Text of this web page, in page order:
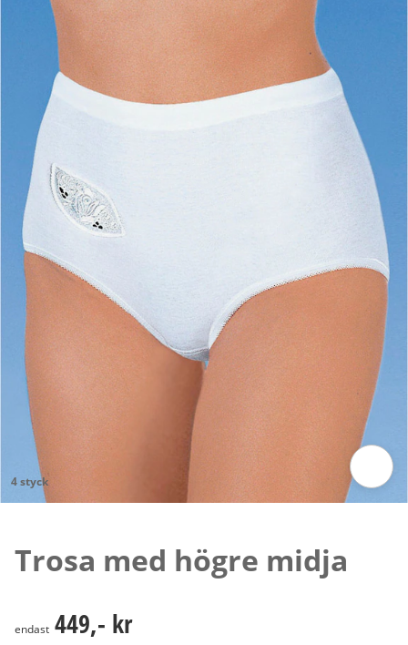
4 styck
Trosa med högre midja
449,- kr
endast 449,- kr